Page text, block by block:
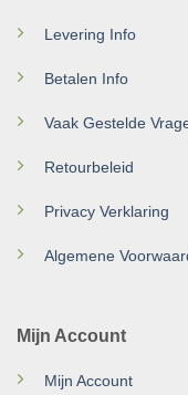
Levering Info
Betalen Info
Vaak Gestelde
Retourbeleid
Privacy Verklaring
Algemene
Mijn Account
Mijn Account